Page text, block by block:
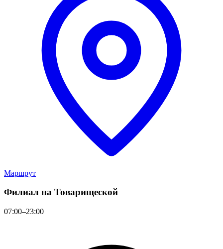
Маршрут
Филиал на Товарищеской
07:00–23:00